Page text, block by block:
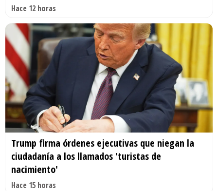
Hace 12 horas
Trump firma órdenes ejecutivas que niegan la
ciudadanía a los llamados 'turistas de
nacimiento'
Hace 15 horas